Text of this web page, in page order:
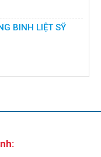
BINH LIỆT SỸ